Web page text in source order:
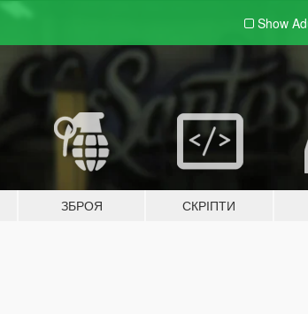
Show
ЗБРОЯ СКРІПТИ